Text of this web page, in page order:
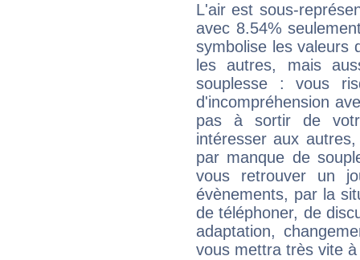
L'air est sous-
avec 8.54%
symbolise les valeurs
les autres, mais
souplesse : vous
d'incompréhension
pas à sortir de
intéresser aux
par manque de
vous retrouver un
évènements, par la
de téléphoner, de
adaptation,
vous mettra très vite